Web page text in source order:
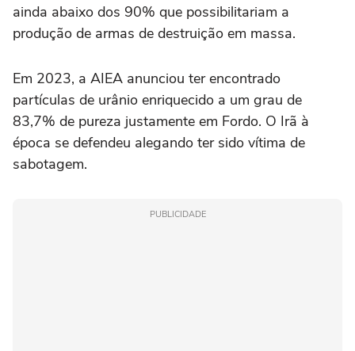
ainda abaixo dos 90% que possibilitariam a
produção de armas de destruição em massa.
Em 2023, a AIEA anunciou ter encontrado
partículas de urânio enriquecido a um grau de
83,7% de pureza justamente em Fordo. O Irã à
época se defendeu alegando ter sido vítima de
sabotagem.
PUBLICIDADE